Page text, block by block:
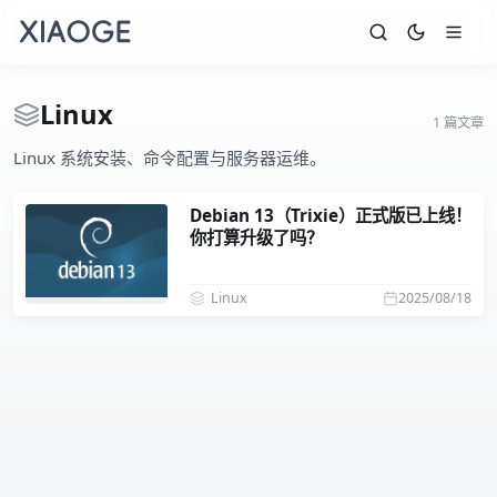
Linux 1 篇文章
Linux 系统安装、命令配置与服务器运维。
Debian 13（Trixie）正式版已上线！
你打算升级了吗？
2025/08/18
Linux